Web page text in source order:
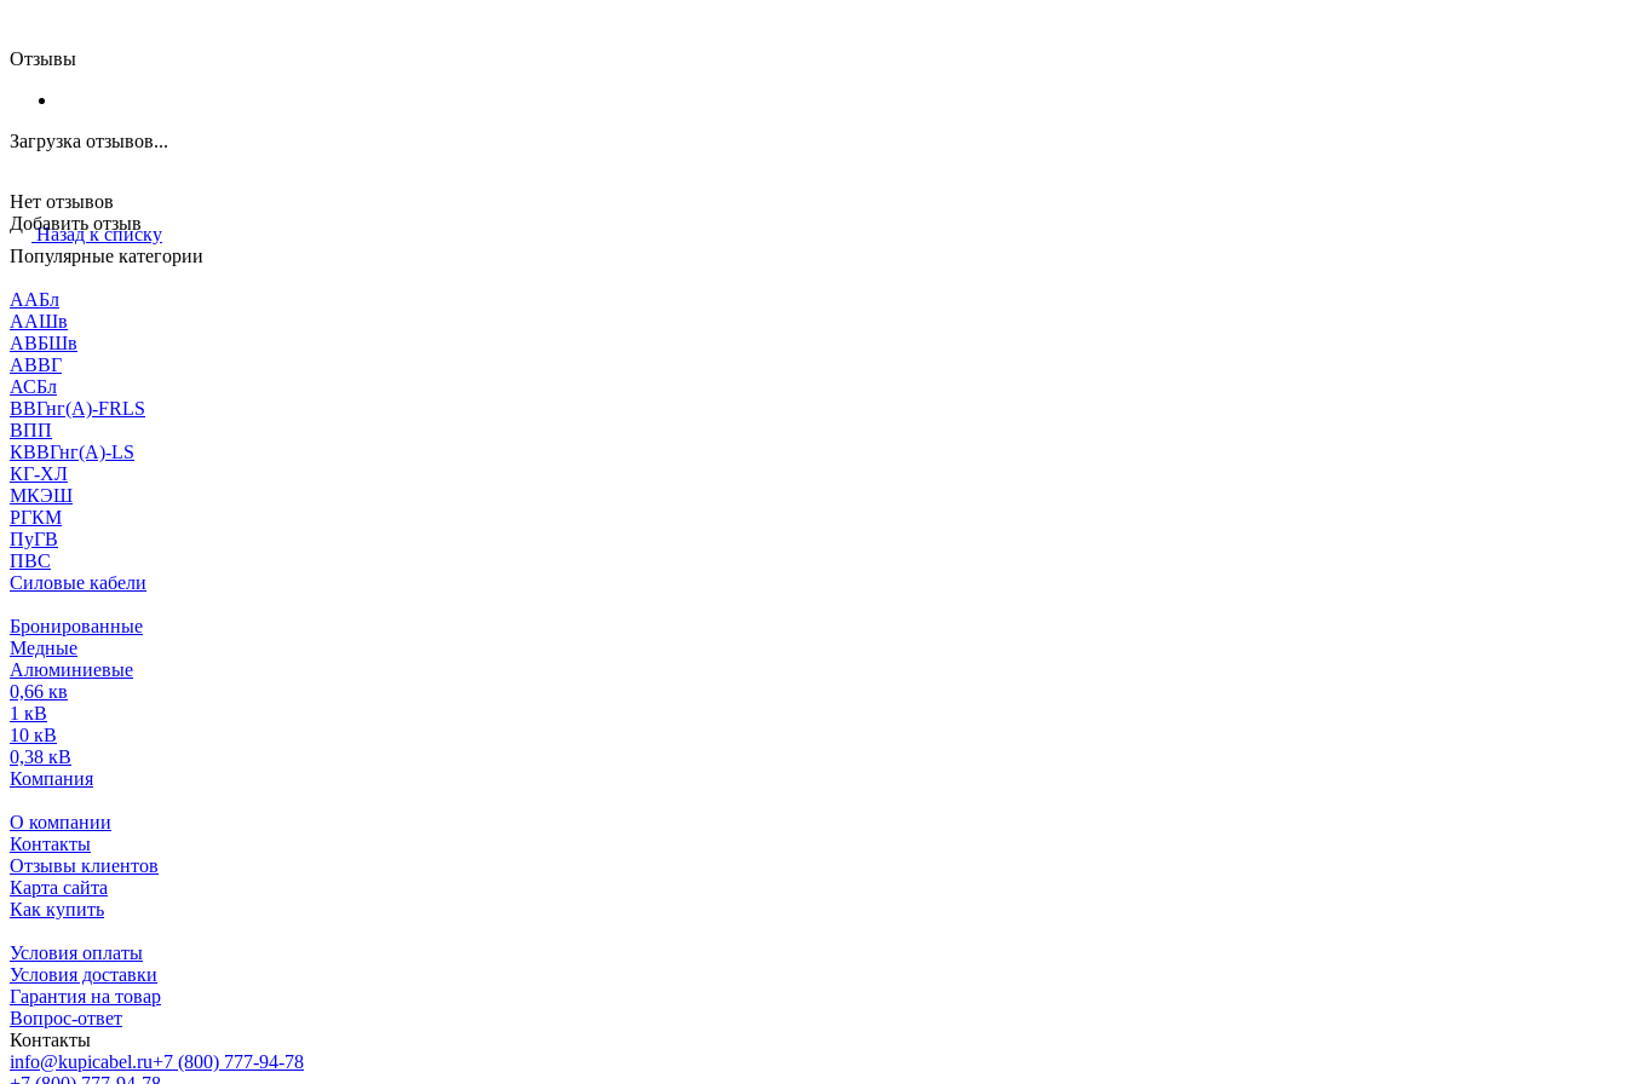
Отзывы
Загрузка отзывов...
Нет отзывов
Добавить отзыв
Назад к списку
Популярные категории
ААБл
ААШв
АВБШв
АВВГ
АСБл
ВВГнг(А)-FRLS
ВПП
КВВГнг(А)-LS
КГ-ХЛ
МКЭШ
РГКМ
ПуГВ
ПВС
Силовые кабели
Бронированные
Медные
Алюминиевые
0,66 кв
1 кВ
10 кВ
0,38 кВ
Компания
О компании
Контакты
Отзывы клиентов
Карта сайта
Как купить
Условия оплаты
Условия доставки
Гарантия на товар
Вопрос-ответ
Контакты
info@kupicabel.ru+7 (800) 777-94-78